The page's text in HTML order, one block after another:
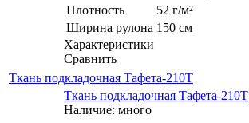
Плотность
52 г/м²
Ширина рулона 150 см
Характеристики
Сравнить
Ткань подкладочная Тафета-210T
Ткань подкладочная Тафета-210T
Наличие: много